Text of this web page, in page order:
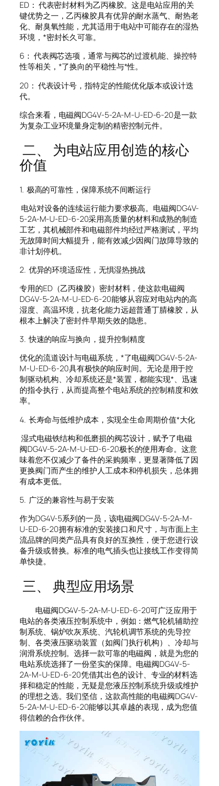
ED： 代表密封材料为乙丙橡胶。这是电站应用的关
键优势之一，乙丙橡胶具有优异的耐水蒸气、耐热老
化、耐臭氧性能，尤其适用于电站中可能存在的湿热
环境，*密封长久可靠。
6： 代表阀芯选项，通常与阀芯的过渡机能、操控特
性等相关，*了换向的平稳性与*性。
20： 代表设计号，指特定的性能优化版本或设计迭
代。
综合来看，电磁阀DG4V-5-2A-M-U-ED-6-20是一款
为复杂工业环境量身定制的精密控制元件。
二、 为电站应用创造的核心
价值
1. 极高的可靠性，保障系统不间断运行
电站对设备的连续运行能力要求极高。电磁阀DG4V-
5-2A-M-U-ED-6-20采用高质量的材料和成熟的制造
工艺，其机械部件和电磁部件均经过严格测试，平均
无故障时间大幅提升，能有效减少因阀门故障导致的
非计划停机。
2. 优异的环境适应性，无惧湿热挑战
专用的ED（乙丙橡胶）密封材料，使这款电磁阀
DG4V-5-2A-M-U-ED-6-20能够从容应对电站内的高
湿度、高温环境，抗老化能力远超普通丁腈橡胶，从
根本上解决了密封件早期失效的隐患。
3. 快速的响应与换向，提升控制精度
优化的流道设计与电磁系统，*了电磁阀DG4V-5-2A-
M-U-ED-6-20具有极快的响应时间。无论是用于控
制驱动机构、冷却系统还是*装置，都能实现*、迅速
的指令执行，从而提高整个电站系统的控制精度和效
率。
4. 长寿命与低维护成本，实现全生命周期价值*大化
湿式电磁铁结构和低磨损的阀芯设计，赋予了电磁
阀DG4V-5-2A-M-U-ED-6-20极长的使用寿命。这意
味着您不仅减少了备件的采购频率，更显著降低了因
更换阀门而产生的维护人工成本和停机损失，总体拥
有成本更低。
5. 广泛的兼容性与易于安装
作为DG4V-5系列的一员，该电磁阀DG4V-5-2A-M-
U-ED-6-20拥有标准的安装接口和尺寸，与市面上主
流品牌的同类产品具有良好的互换性，便于您进行设
备升级或替换。标准的电气插头也让接线工作变得简
单快捷。
三、 典型应用场景
电磁阀DG4V-5-2A-M-U-ED-6-20可广泛应用于
电站的各类液压控制系统中，例如：燃气轮机辅助控
制系统、锅炉吹灰系统、汽轮机调节系统的先导控
制、各类液压驱动装置（如阀门执行机构）、冷却与
润滑系统控制。选择一款可靠的电磁阀，就是为您的
电站系统选择了一份坚实的保障。电磁阀DG4V-5-
2A-M-U-ED-6-20凭借其出色的设计、专业的材料选
择和稳定的性能，无疑是您液压控制系统升级或维护
的理想之选。我们坚信，这款高性能的电磁阀DG4V-
5-2A-M-U-ED-6-20能够以其卓越的表现，成为您值
得信赖的合作伙伴。